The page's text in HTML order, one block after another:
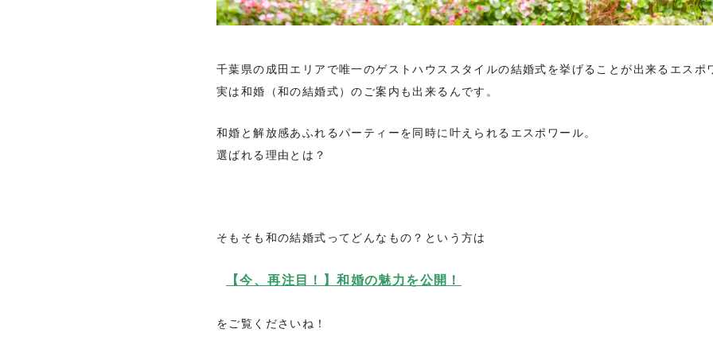
千葉県の成田エリアで唯一のゲストハウススタイルの結婚式を挙げることが出来るエスポ
実は和婚（和の結婚式）のご案内も出来るんです。
和婚と解放感あふれるパーティーを同時に叶えられるエスポワール。
選ばれる理由とは？
そもそも和の結婚式ってどんなもの？という方は
【今、再注目！】和婚の魅力を公開！
をご覧くださいね！